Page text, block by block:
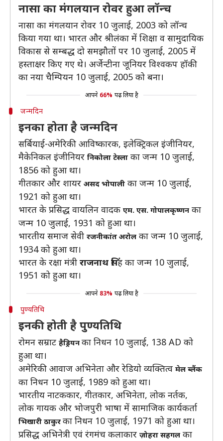
नासा का मंगलयान रोवर हुआ लॉन्च
नासा का मंगलयान रोवर 10 जुलाई, 2003 को लॉन्च
किया गया था। भारत और श्रीलंका में शिक्षा व सामुदायिक
विकास से सम्बद्ध दो समझौतों पर 10 जुलाई, 2005 में
हस्ताक्षर किए गए थे। अर्जेन्टीना जूनियर विश्वकप हॉकी
का नया चैम्पियन 10 जुलाई, 2005 को बना।
आपने 66% पढ़ लिया है
जन्मदिन
इनका होता है जन्मदिन
सर्बियाई-अमेरिकी आविष्कारक, इलेक्ट्रिकल इंजीनियर,
मैकेनिकल इंजीनियर निकोला टेस्ला का जन्म 10 जुलाई,
1856 को हुआ था।
गीतकार और शायर असद भोपाली का जन्म 10 जुलाई,
1921 को हुआ था।
भारत के प्रसिद्ध वायलिन वादक एम. एस. गोपालकृष्णन का
जन्म 10 जुलाई, 1931 को हुआ था।
भारतीय समाज सेवी रजनीकांत अरोल का जन्म 10 जुलाई,
1934 को हुआ था।
भारत के रक्षा मंत्री राजनाथ सिंह का जन्म 10 जुलाई,
1951 को हुआ था।
आपने 83% पढ़ लिया है
पुण्यतिथि
इनकी होती है पुण्यतिथि
रोमन सम्राट हैड्रियन का निधन 10 जुलाई, 138 AD को
हुआ था।
अमेरिकी आवाज अभिनेता और रेडियो व्यक्तित्व मेल ब्लैंक
का निधन 10 जुलाई, 1989 को हुआ था।
भारतीय नाटककार, गीतकार, अभिनेता, लोक नर्तक,
लोक गायक और भोजपुरी भाषा में सामाजिक कार्यकर्ता
भिखारी ठाकुर का निधन 10 जुलाई, 1971 को हुआ था।
प्रसिद्ध अभिनेत्री एवं रंगमंच कलाकार ज़ोहरा सहगल का